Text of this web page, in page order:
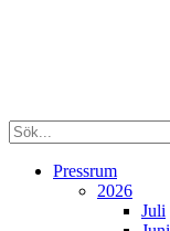
Pressrum
2026
Juli